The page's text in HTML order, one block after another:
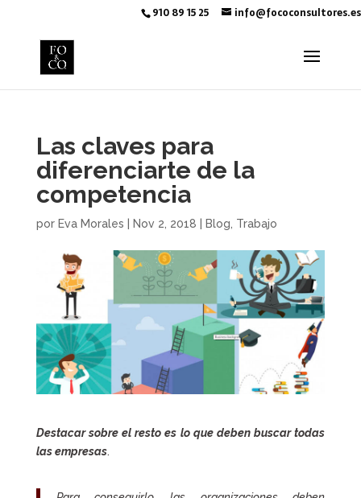
910 89 15 25 info@fococonsultores.es
Las claves para
diferenciarte de la
competencia
por Eva Morales Nov 2, 2018 Blog Trabajo
Destacar sobre el resto es lo que deben buscar todas
las empresas.